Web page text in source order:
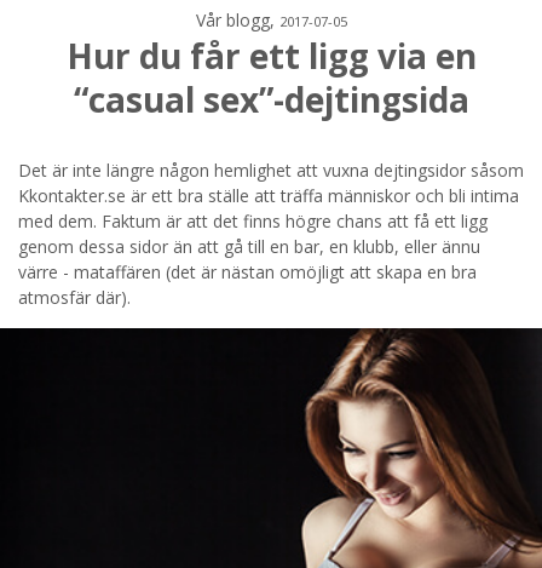
Steg3
Din mailadress?
Genom att registrera godkänner jagVillkorenoch
Sekretesspolicyn
STARTA NU!
Vår blogg, 2017-07-05
Hur du får ett ligg via en
“casual sex”-dejtingsida
Det är inte längre någon hemlighet att vuxna dejtingsidor såsom
Kkontakter.se är ett bra ställe att träffa människor och bli intima
med dem. Faktum är att det finns högre chans att få ett ligg
genom dessa sidor än att gå till en bar, en klubb, eller ännu
värre - mataffären (det är nästan omöjligt att skapa en bra
atmosfär där).